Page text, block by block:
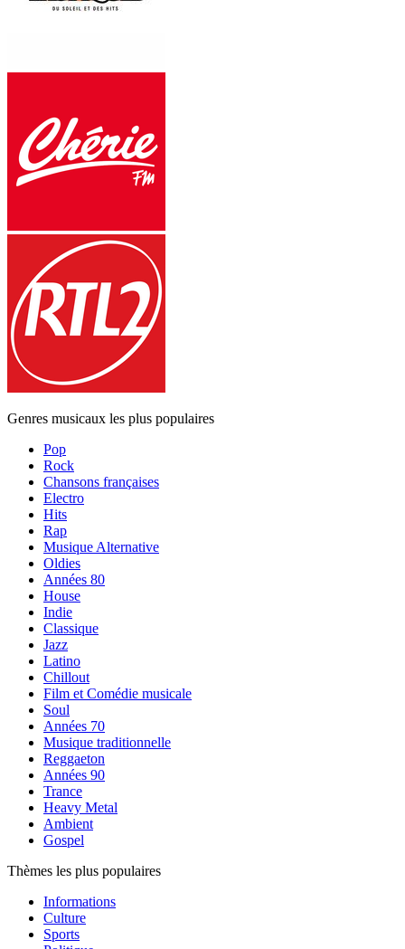
Genres musicaux les plus populaires
Pop
Rock
Chansons françaises
Electro
Hits
Rap
Musique Alternative
Oldies
Années 80
House
Indie
Classique
Jazz
Latino
Chillout
Film et Comédie musicale
Soul
Années 70
Musique traditionnelle
Reggaeton
Années 90
Trance
Heavy Metal
Ambient
Gospel
Thèmes les plus populaires
Informations
Culture
Sports